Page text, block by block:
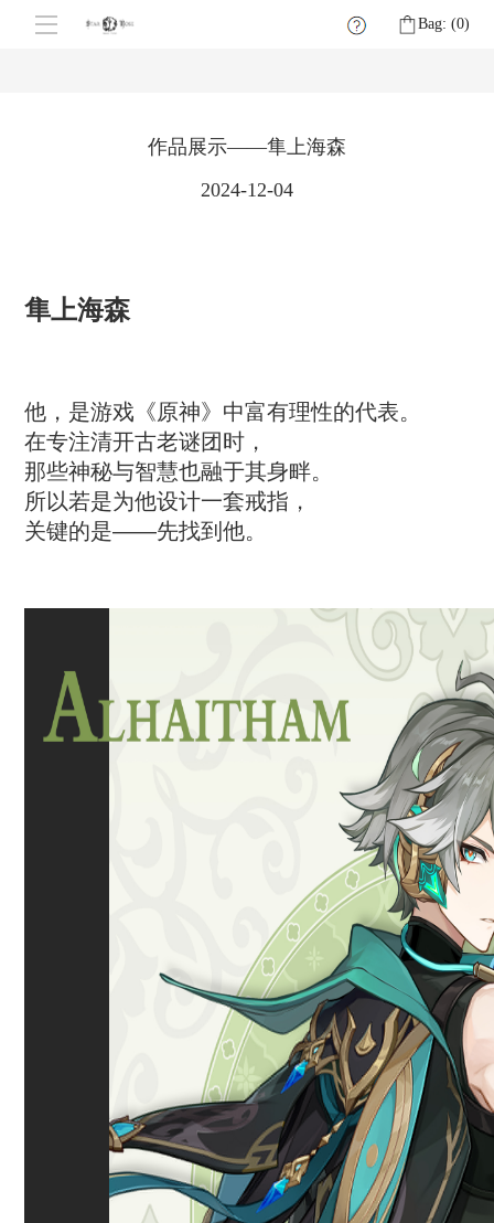
Bag: (0)
作品展示——隼上海森
2024-12-04
隼上海森
他，是游戏《原神》中富有理性的代表。
在专注清开古老谜团时，
那些神秘与智慧也融于其身畔。
所以若是为他设计一套戒指，
关键的是——先找到他。